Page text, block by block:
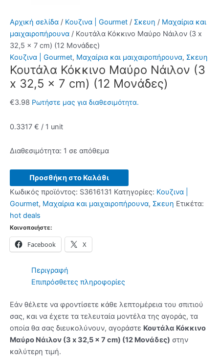
Αρχική σελίδα / Κουζινα | Gourmet / Σκευη / Μαχαίρια και
μαιχαιροπήρουνα / Κουτάλα Κόκκινο Μαύρο Νάιλον (3 x
32,5 x 7 cm) (12 Μονάδες)
Κουζινα | Gourmet, Μαχαίρια και μαιχαιροπήρουνα, Σκευη
Κουτάλα Κόκκινο Μαύρο Νάιλον (3
x 32,5 x 7 cm) (12 Μονάδες)
€3.98 Ρωτήστε μας για διαθεσιμότητα.
0.3317 € / 1 unit
Διαθεσιμότητα: 1 σε απόθεμα
Κουτάλα
Κόκκινο
32,5
Μονάδες)
ποσότητα
Προσθήκη στο Καλάθι
Κωδικός προϊόντος: S3616131 Κατηγορίες: Κουζινα |
Gourmet, Μαχαίρια και μαιχαιροπήρουνα, Σκευη Ετικέτα:
hot deals
Κοινοποιήστε:
Facebook X
Περιγραφή
Επιπρόσθετες πληροφορίες
Εάν θέλετε να φροντίσετε κάθε λεπτομέρεια του σπιτιού
σας, και να έχετε τα τελευταία μοντέλα της αγοράς, τα
οποία θα σας διευκολύνουν, αγοράστε Κουτάλα Κόκκινο
Μαύρο Νάιλον (3 x 32,5 x 7 cm) (12 Μονάδες) στην
καλύτερη τιμή.